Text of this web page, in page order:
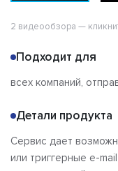
2 видеообзора —
Подходит для
всех компаний,
Детали продукта
Сервис дает
или триггерные e-